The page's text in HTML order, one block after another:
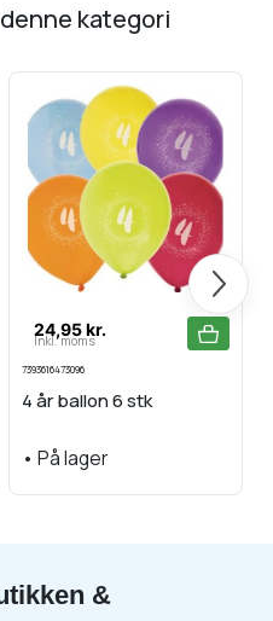
kategori
Næste
24,95 kr.
Inkl. moms
7393616473096
4 år ballon 6 stk
• På lager
&